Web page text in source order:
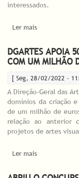
interessados.
Ler mais
DGARTES APOIA
COM UM MILHÃO
[ Seg, 28/02/2022 -
A Direção-Geral das
domínios da criação
de um milhão de
relação ao anterior
projetos de artes
Ler mais